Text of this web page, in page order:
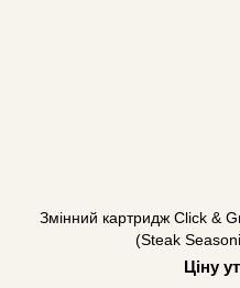
Змінний картридж Click &
(Steak
Ціну